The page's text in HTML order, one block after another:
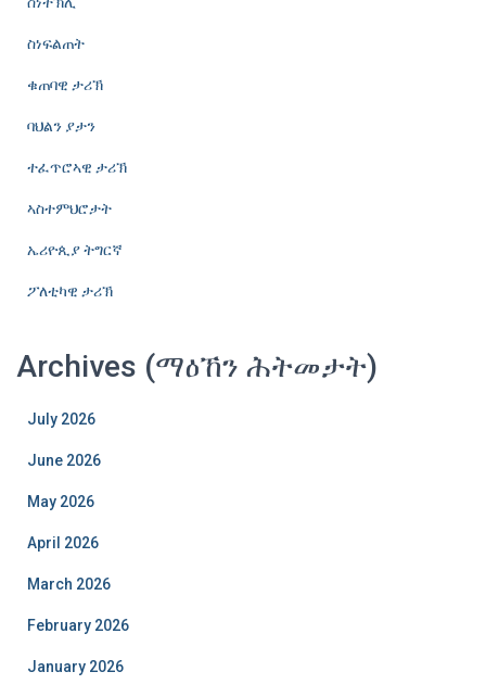
ስነፍልጠት
ቁጠባዊ ታሪኽ
ባህልን ያታን
ተፈጥሮኣዊ ታሪኽ
ኣስተምህሮታት
ኤሪዮጲያ ትግርኛ
ፖለቲካዊ ታሪኽ
Archives (ማዕኸን ሕትመታት)
July 2026
June 2026
May 2026
April 2026
March 2026
February 2026
January 2026